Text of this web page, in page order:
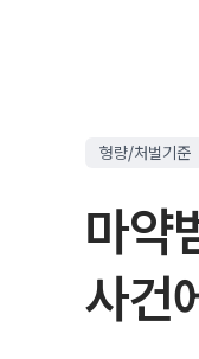
형량/처벌기준
마약
사건